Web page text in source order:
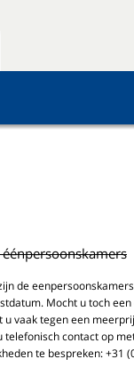
de
Mocht u toch
u vaak tegen een
telefonisch contact op
te bespreken: +31